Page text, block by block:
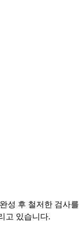
성 후 철저한 검사를
고 있습니다.